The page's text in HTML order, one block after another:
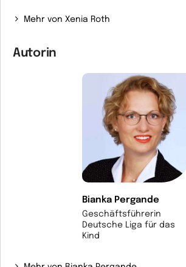
Mehr von Xenia Roth
Autorin
Bianka Pergande
Geschäftsführerin
Deutsche Liga für das
Kind